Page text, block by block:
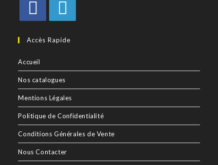
Accès Rapide
Accueil
Nos catalogues
Mentions Légales
Politique de Confidentialité
Conditions Générales de Vente
Nous Contacter